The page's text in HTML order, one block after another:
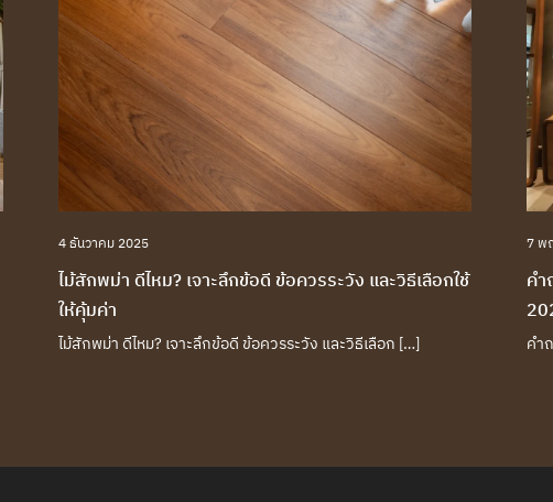
4 ธันวาคม 2025
ไม้สักพม่า ดีไหม? เจาะลึกข้อดี ข้อควรระวัง และวิธีเลือกใช้
ให้คุ้มค่า
ไม้สักพม่า ดีไหม? เจาะลึกข้อดี ข้อควรระวัง และวิธีเลือก […]
7 พ
ค
คำ